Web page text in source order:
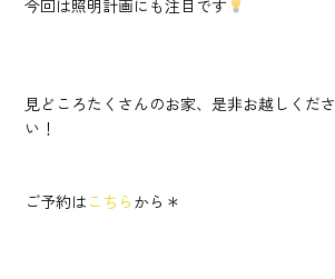
今回は照明計画にも注目です
見どころたくさんのお家、是非お越しくださ
い！
ご予約は こちら から＊